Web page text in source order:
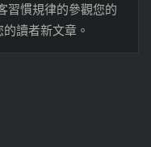
習慣規律的參觀您的
讀者新文章。